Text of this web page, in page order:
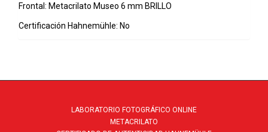
Frontal: Metacrilato Museo 6 mm BRILLO
Certificación Hahnemühle: No
LABORATORIO FOTOGRÁFICO ONLINE
METACRILATO